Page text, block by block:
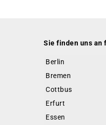
Sie finden uns an
Berlin
Bremen
Cottbus
Erfurt
Essen